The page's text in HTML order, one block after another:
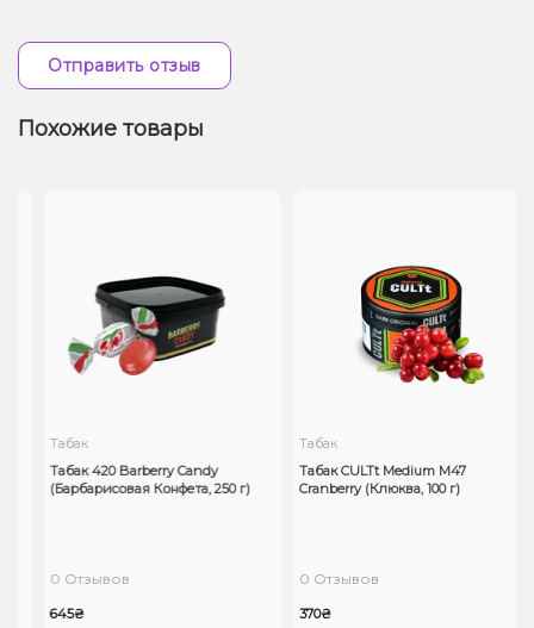
Отправить отзыв
Похожие товары
Табак
Табак 420 Barberry Candy
(Барбарисовая Конфета, 250 г)
0 Отзывов
645₴
Табак
Табак CULTt Medium M47
Cranberry (Клюква, 100 г)
0 Отзывов
370₴